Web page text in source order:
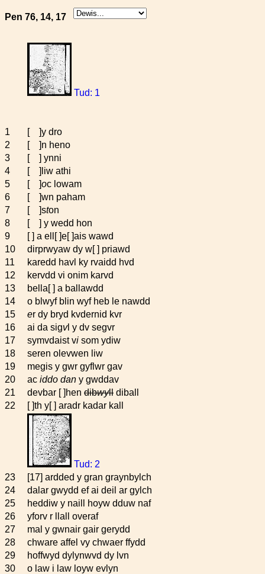
Pen 76, 14, 17
Tud: 1
1
[ ]y dro
2
[ ]n heno
3
[ ] ynni
4
[ ]liw athi
5
[ ]oc lowam
6
[ ]wn paham
7
[ ]ston
8
[ ] y wedd hon
9
[ ] a ell[ ]e[ ]ais wawd
10
dirprwyaw dy w[ ] priawd
11
karedd havl ky rvaidd hvd
12
kervdd vi onim karvd
13
bella[ ] a ballawdd
14
o blwyf blin wyf heb le nawdd
15
er dy bryd kvdernid kvr
16
ai da sigvl y dv segvr
17
symvdaist vi som ydiw
18
seren olevwen liw
19
megis y gwr gyflwr gav
20
ac iddo dan y gwddav
21
devbar [ ]hen dibwyll diball
22
[ ]th y[ ] aradr kadar kall
Tud: 2
23
[17] ardded y gran graynbylch
24
dalar gwydd ef ai deil ar gylch
25
heddiw y naill hoyw dduw naf
26
yforv r llall overaf
27
mal y gwnair gair gerydd
28
chware affel vy chwaer ffydd
29
hoffwyd dylynwvd dy lvn
30
o law i law loyw evlyn